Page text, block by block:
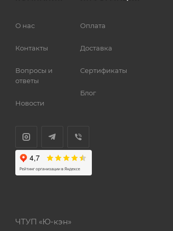
О нас
Контакты
Вопросы и
ответы
Новости
Оплата
Доставка
Сертификаты
Блог
ЧТУП «Ю-кэн»